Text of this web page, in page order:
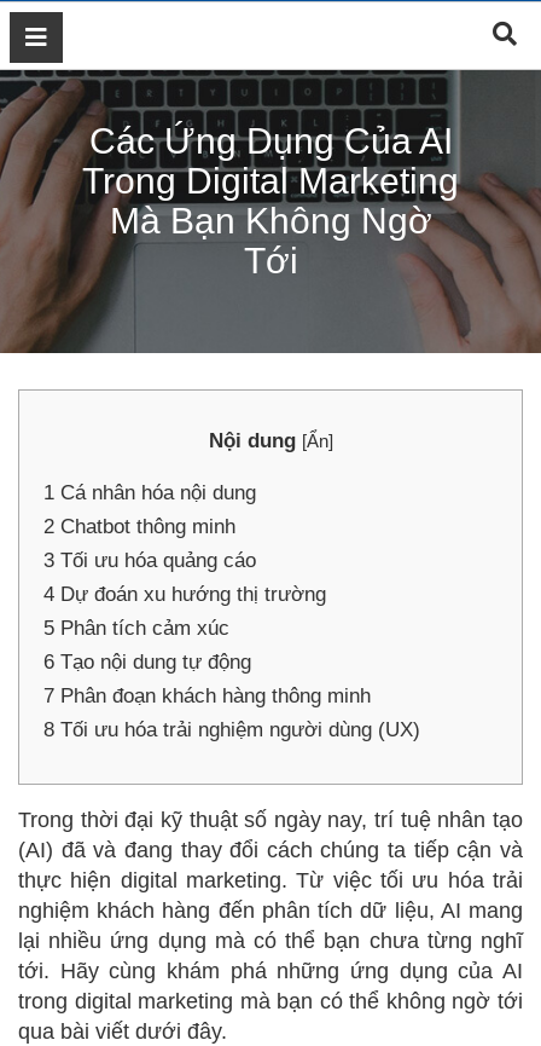
GIỚI
THIỆU
DỊCH
VỤ
MARKETING
ĐÀO
TẠO
MARKETING
THIẾT
KẾ
HỆ
Các Ứng Dụng Của AI
Trong Digital Marketing
Mà Bạn Không Ngờ
Tới
Nội dung [Ẩn]
1 Cá nhân hóa nội dung
2 Chatbot thông minh
3 Tối ưu hóa quảng cáo
4 Dự đoán xu hướng thị trường
5 Phân tích cảm xúc
6 Tạo nội dung tự động
7 Phân đoạn khách hàng thông minh
8 Tối ưu hóa trải nghiệm người dùng (UX)
Trong thời đại kỹ thuật số ngày nay, trí tuệ nhân tạo
(AI) đã và đang thay đổi cách chúng ta tiếp cận và
thực hiện digital marketing. Từ việc tối ưu hóa trải
nghiệm khách hàng đến phân tích dữ liệu, AI mang
lại nhiều ứng dụng mà có thể bạn chưa từng nghĩ
tới. Hãy cùng khám phá những ứng dụng của AI
trong digital marketing mà bạn có thể không ngờ tới
qua bài viết dưới đây.